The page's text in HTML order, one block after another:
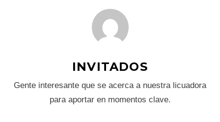
INVITADOS
Gente interesante que se acerca a nuestra licuadora
para aportar en momentos clave.